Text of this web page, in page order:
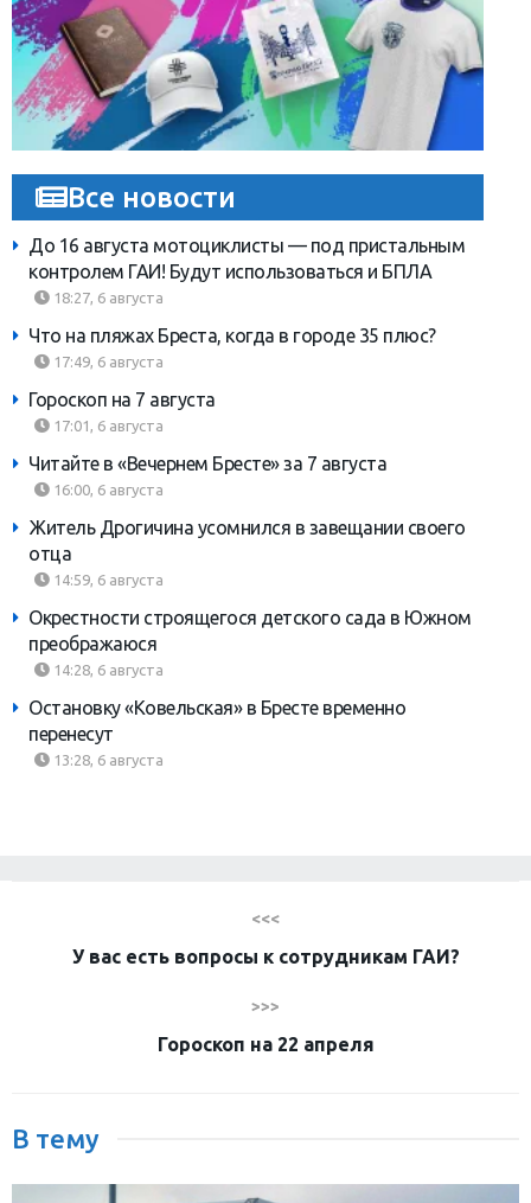
Все новости
До 16 августа мотоциклисты — под пристальным
контролем ГАИ! Будут использоваться и БПЛА
18:27, 6 августа
Что на пляжах Бреста, когда в городе 35 плюс?
17:49, 6 августа
Гороскоп на 7 августа
17:01, 6 августа
Читайте в «Вечернем Бресте» за 7 августа
16:00, 6 августа
Житель Дрогичина усомнился в завещании своего
отца
14:59, 6 августа
Окрестности строящегося детского сада в Южном
преображаюся
14:28, 6 августа
Остановку «Ковельская» в Бресте временно
перенесут
13:28, 6 августа
<<<
У вас есть вопросы к сотрудникам ГАИ?
>>>
Гороскоп на 22 апреля
В тему